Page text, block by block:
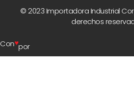
© 2023 Importadora Industrial
derechos
Con♥por